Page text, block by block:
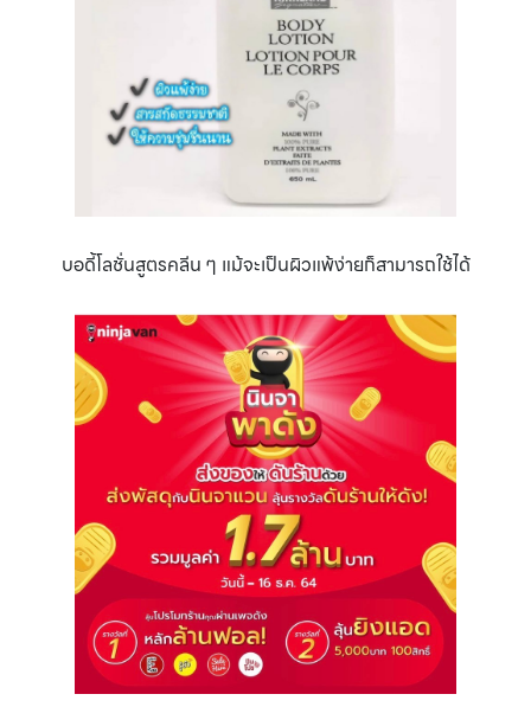
บอดี้โลชั่นสูตรคลีน ๆ แม้จะเป็นผิวแพ้ง่ายก็สามารถใช้ได้